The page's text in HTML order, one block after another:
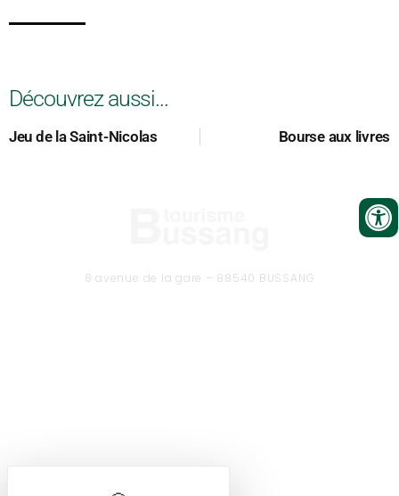
Découvrez aussi...
Jeu de la Saint-Nicolas Bourse aux livres
8 avenue de la gare – 88540 BUSSANG